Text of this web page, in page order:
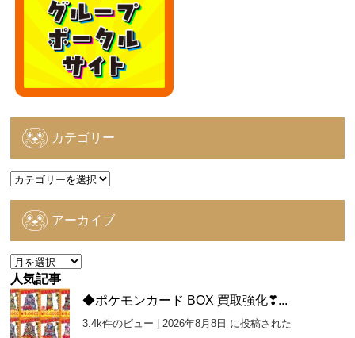
カテゴリー
カ
アーカイブ
ア
ー
カ
イ
ブ
人気記事
◆ポケモンカード BOX 買取強化❣...
3.4k件のビュー 2026年8月8日 に投稿された